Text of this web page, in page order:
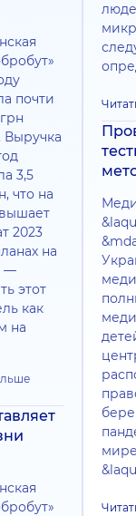
почти
Выручка
3,5
что на
2023
на
—
этот
как
на